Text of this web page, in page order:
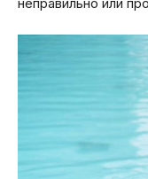
неправильно или